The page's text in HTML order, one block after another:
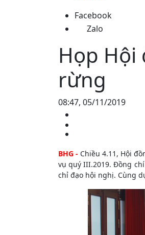
Facebook
Zalo
Họp Hội
rừng
08:47, 05/11/2019
BHG - Chiều 4.11, Hội
vụ quý III.2019. Đồng
chỉ đạo hội nghị. Cùng